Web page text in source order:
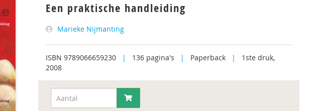
Een praktische handleiding
Marieke Nijmanting
ISBN 9789066659230 | 136 pagina's | Paperback |
1ste druk,
2008